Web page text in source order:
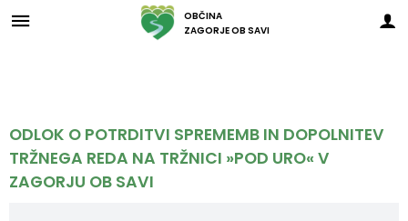
OBČINA
ZAGORJE OB SAVI
ODLOK O POTRDITVI SPREMEMB IN DOPOLNITEV
TRŽNEGA REDA NA TRŽNICI »POD URO« V
ZAGORJU OB SAVI
Zagorje nekoč
Podžupan
Seje občinskega sveta
Razpisi in objave
Društva in združenja
Predlogi in pobude